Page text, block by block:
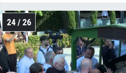
24 / 26